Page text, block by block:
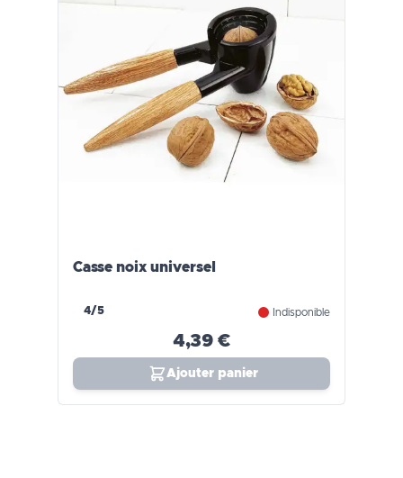
Casse noix universel
4/5 Indisponible
4,39 €
Ajouter panier